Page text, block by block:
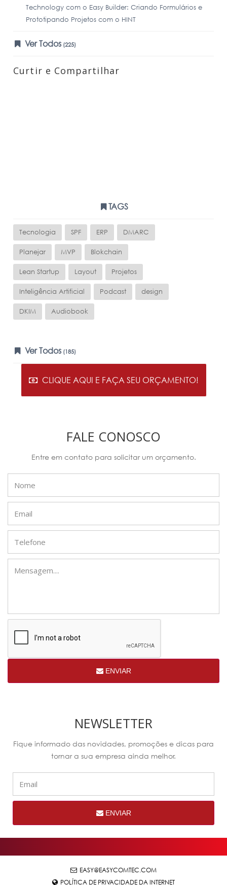
Technology com o Easy Builder: Criando Formulários e
Prototipando Projetos com o HINT
Ver Todos (225)
Curtir e Compartilhar
TAGS
Tecnologia SPF ERP DMARC
Planejar MVP Blokchain
Lean Startup Layout Projetos
Inteligência Artificial Podcast design
DKIM Audiobook
Ver Todos (185)
CLIQUE AQUI E FAÇA SEU ORÇAMENTO!
FALE CONOSCO
Entre em contato para solicitar um orçamento.
ENVIAR
NEWSLETTER
Fique informado das novidades, promoções e dicas para
tornar a sua empresa ainda melhor.
ENVIAR
EASY@EASYCOMTEC.COM
POLÍTICA DE PRIVACIDADE DA INTERNET